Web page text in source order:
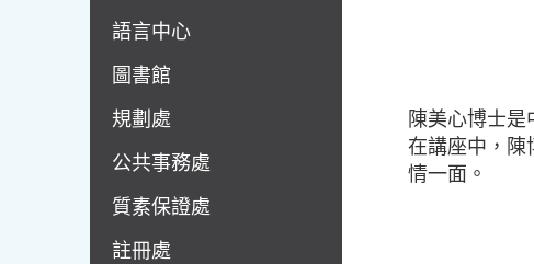
語言中心
圖書館
規劃處
公共事務處
質素保證處
註冊處
陳美心博士是
在講座中，陳
情一面。